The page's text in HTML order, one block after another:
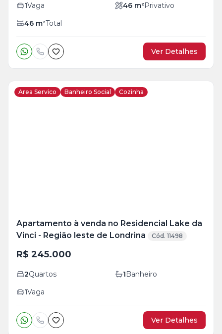
1Vaga 46 m²Privativo
46 m²Total
Ver Detalhes
Area Servico Banheiro Social Cozinha
Apartamento à venda no Residencial Lake da
Vinci - Região leste de Londrina
Cód. 11498
R$ 245.000
2Quartos 1Banheiro
1Vaga
Ver Detalhes